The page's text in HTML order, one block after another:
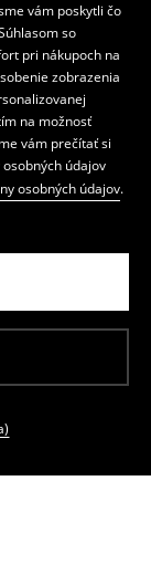
vám poskytli čo
so
pri nákupoch na
zobrazenia
na možnosť
vám prečítať si
údajov
osobných údajov.